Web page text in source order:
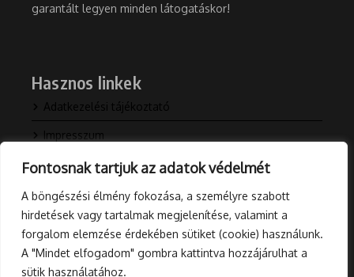
Fontosnak tartjuk az adatok védelmét
A böngészési élmény fokozása, a személyre szabott
hirdetések vagy tartalmak megjelenítése, valamint a
forgalom elemzése érdekében sütiket (cookie) használunk.
A "Mindet elfogadom" gombra kattintva hozzájárulhat a
sütik használatához.
garantált legyen minden látogatáskor!
Hasznos linkek
Adatkezelési tájékoztató
Impresszum
Kapcsolat
Rólunk
Blog